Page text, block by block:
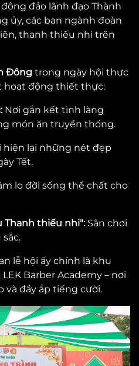
đảo lãnh đạo Thành
ủy, các ban ngành đoàn
thanh thiếu nhi trên
Đông trong ngày hội thực
hoạt động thiết thực:
Nơi gắn kết tình làng
món ăn truyền thống.
hiện lại những nét đẹp
Tết.
lo đời sống thể chất cho
Thanh thiếu nhi":Sân chơi
lễ hội ấy chính là khu
Barber Academy – nơi
và đầy ắp tiếng cười.